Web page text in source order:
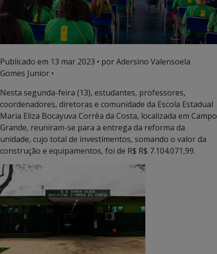
Publicado em 13 mar 2023 • por Adersino Valensoela
Gomes Junior •
Nesta segunda-feira (13), estudantes, professores,
coordenadores, diretoras e comunidade da Escola Estadual
Maria Eliza Bocayuva Corrêa da Costa, localizada em Campo
Grande, reuniram-se para a entrega da reforma da
unidade, cujo total de investimentos, somando o valor da
construção e equipamentos, foi de R$ R$ 7.104.071,99.